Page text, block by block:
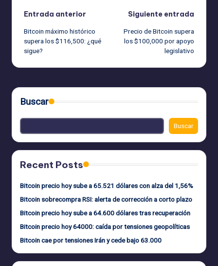
Navegación
de
entradas
Entrada anterior
Bitcoin máximo histórico
supera los $116,500: ¿qué
sigue?
Siguiente entrada
Precio de Bitcoin supera
los $100,000 por apoyo
legislativo
Buscar
Buscar
Recent Posts
Bitcoin precio hoy sube a 65.521 dólares con alza del 1,56%
Bitcoin sobrecompra RSI: alerta de corrección a corto plazo
Bitcoin precio hoy sube a 64.600 dólares tras recuperación
Bitcoin precio hoy 64000: caída por tensiones geopolíticas
Bitcoin cae por tensiones Irán y cede bajo 63.000